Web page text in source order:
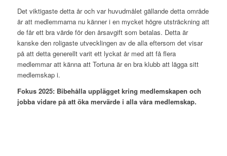
Det viktigaste detta år och var huvudmålet gällande detta område
är att medlemmarna nu känner i en mycket högre utsträckning att
de får ett bra värde för den årsavgift som betalas. Detta är
kanske den roligaste utvecklingen av de alla eftersom det visar
på att detta generellt varit ett lyckat år med att få flera
medlemmar att känna att Tortuna är en bra klubb att lägga sitt
medlemskap i.
Fokus 2025: Bibehålla upplägget kring medlemskapen och
jobba vidare på att öka mervärde i alla våra medlemskap.